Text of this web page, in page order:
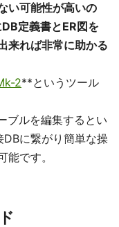
い可能性が高いの
定義書とER図を
来れば非常に助かる
2**というツール
ブルを編集するとい
DBに繋がり簡単な操
です。